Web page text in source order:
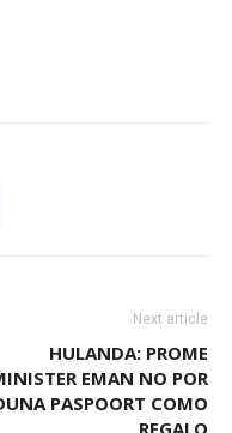
Next article
HULANDA: PROME
EMAN NO POR
PASPOORT COMO
REGALO